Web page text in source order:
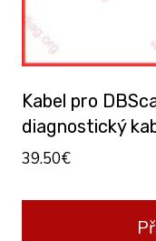
Kabel pro
diagnostický
39.50€